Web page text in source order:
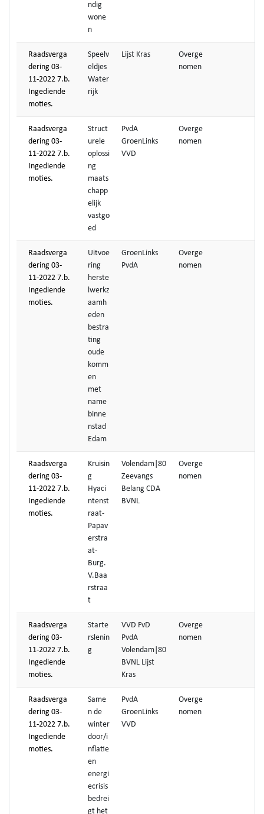
ndig
wone
n
Raadsverga
dering 03-
11-2022 7.b.
Ingediende
moties.
Speelv
eldjes
Water
rijk
Lijst Kras
Overge
nomen
Raadsverga
dering 03-
11-2022 7.b.
Ingediende
moties.
Struct
urele
oplossi
ng
maats
chapp
elijk
vastgo
ed
PvdA
GroenLinks
VVD
Overge
nomen
Raadsverga
dering 03-
11-2022 7.b.
Ingediende
moties.
Uitvoe
ring
herste
lwerkz
aamh
eden
bestra
ting
oude
komm
en
met
name
binne
nstad
Edam
GroenLinks
PvdA
Overge
nomen
Raadsverga
dering 03-
11-2022 7.b.
Ingediende
moties.
Kruisin
g
Hyaci
ntenst
raat-
Papav
erstra
at-
Burg.
V.Baa
rstraa
t
Volendam|80
Zeevangs
Belang CDA
BVNL
Overge
nomen
Raadsverga
dering 03-
11-2022 7.b.
Ingediende
moties.
Starte
rslenin
g
VVD FvD
PvdA
Volendam|80
BVNL Lijst
Kras
Overge
nomen
Raadsverga
dering 03-
11-2022 7.b.
Ingediende
moties.
Same
n de
winter
door/i
nflatie
en
energi
ecrisis
bedrei
gt het
PvdA
GroenLinks
VVD
Overge
nomen